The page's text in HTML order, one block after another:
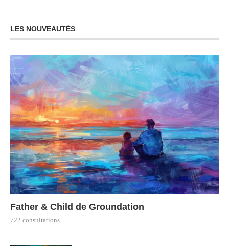
LES NOUVEAUTÉS
Father & Child de Groundation
722 consultations